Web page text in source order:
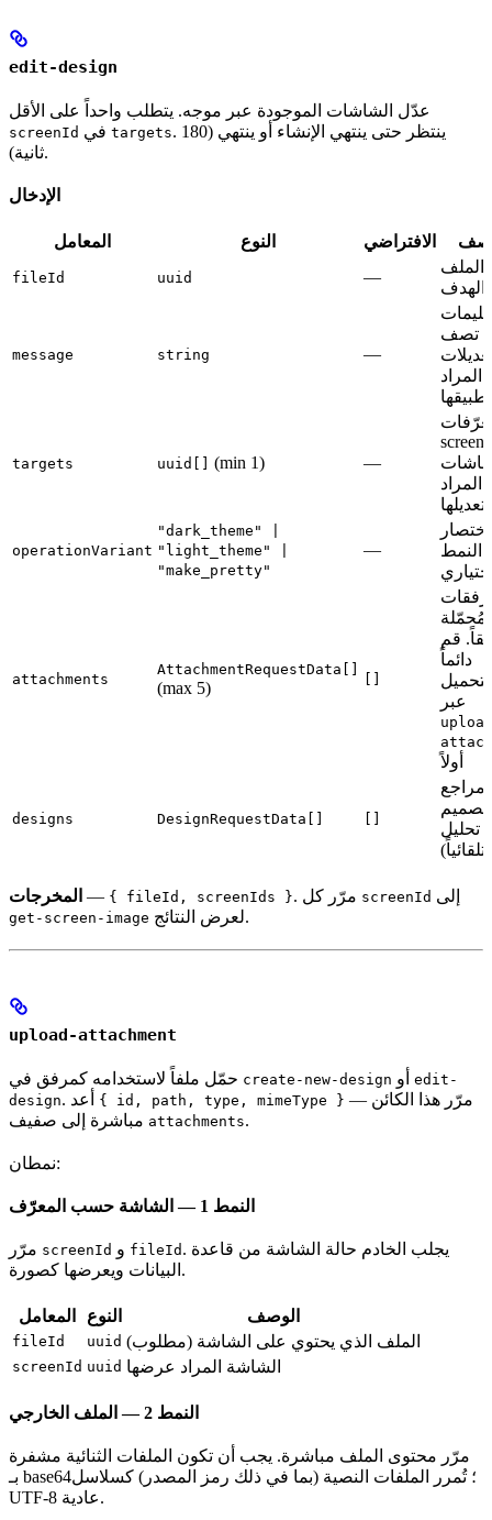
edit-design
عدّل الشاشات الموجودة عبر موجه. يتطلب واحداً على الأقل
screenId targets. ينتظر حتى ينتهي الإنشاء أو ينتهي (180
ثانية).
الإدخال
المعامل النوع الافتراضي
fileId uuid —
الملف
الهدف
message string —
تصف
المراد
تطبيقها
targets uuid[] (min 1) —
المراد
تعديلها
operationVariant
"dark_theme" |
"light_theme" |
"make_pretty"
—
اختصار
النمط
attachments
AttachmentRequestData[]
(max 5)
قم
دائماً
عبر
أولاً
designs DesignRequestData[]
مراجع
تحليل
تلقائياً)
المخرجات — { fileId, screenIds } screenId إلى
get-screen-image لعرض النتائج.
upload-attachment
create-new-design
edit-
design
{ id, path, type, mimeType } — مرّر هذا الكائن
attachments.
نمطان:
النمط 1 — الشاشة حسب المعرّف
screenId fileId . يجلب الخادم حالة الشاشة من قاعدة
البيانات ويعرضها كصورة.
المعامل النوع الوصف
fileId uuid الملف الذي يحتوي على الشاشة (مطلوب)
screenId uuid الشاشة المراد عرضها
النمط 2 — الملف الخارجي
مرّر محتوى الملف مباشرة. يجب أن تكون الملفات الثنائية مشفرة
بـ base64؛ تُمرر الملفات النصية (بما في ذلك رمز المصدر) كسلاسل
UTF-8 عادية.